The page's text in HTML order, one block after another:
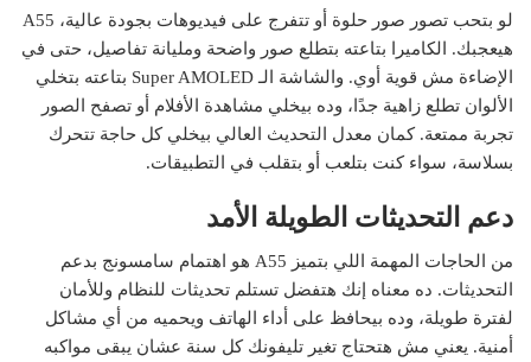
لو بتحب تصور صور حلوة أو تتفرج على فيديوهات بجودة عالية، A55
هيعجبك. الكاميرا بتاعته بتطلع صور واضحة ومليانة تفاصيل، حتى في
الإضاءة مش قوية أوي. والشاشة الـ Super AMOLED بتاعته بتخلي
الألوان تطلع زاهية جدًا، وده بيخلي مشاهدة الأفلام أو تصفح الصور
تجربة ممتعة. كمان معدل التحديث العالي بيخلي كل حاجة تتحرك
بسلاسة، سواء كنت بتلعب أو بتقلب في التطبيقات.
دعم التحديثات الطويلة الأمد
من الحاجات المهمة اللي بتميز A55 هو اهتمام سامسونج بدعم
التحديثات. ده معناه إنك هتفضل تستلم تحديثات للنظام وللأمان
لفترة طويلة، وده بيحافظ على أداء الهاتف ويحميه من أي مشاكل
أمنية. يعني مش هتحتاج تغير تليفونك كل سنة عشان يبقى مواكبه